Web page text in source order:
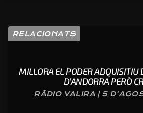
RELACIONATS
MILLORA EL PODER ADQUISITIU
D’ANDORRA PERÒ
RÀDIO VALIRA | 5